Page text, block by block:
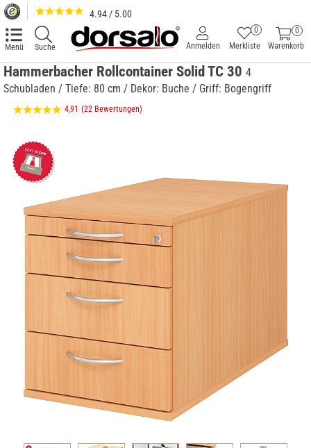
4.94 / 5.00
Menü Suche
0
Warenkorb
Merkliste
0
Anmelden
Hammerbacher Rollcontainer Solid TC 30 4
Schubladen / Tiefe: 80 cm / Dekor: Buche / Griff: Bogengriff
4,91 (22 Bewertungen)